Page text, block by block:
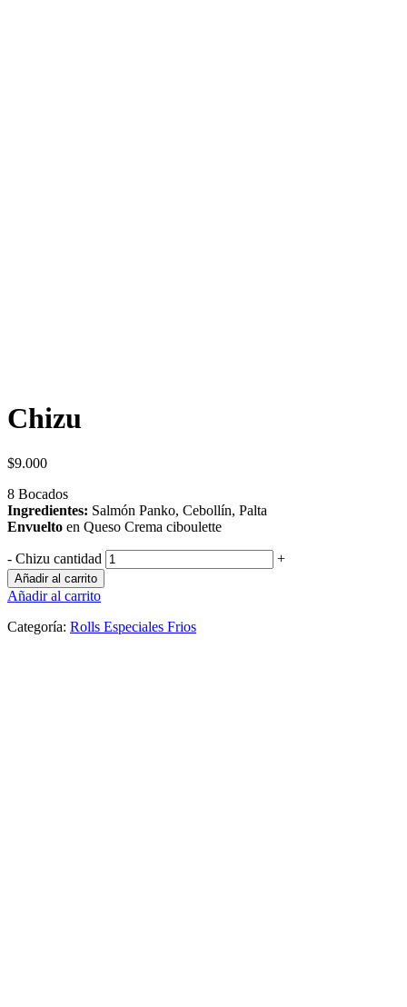
Chizu
$9.000
8 Bocados
Ingredientes: Salmón Panko, Cebollín, Palta
Envuelto en Queso Crema ciboulette
- Chizu cantidad +
Añadir al carrito
Añadir al carrito
Categoría: Rolls Especiales Frios